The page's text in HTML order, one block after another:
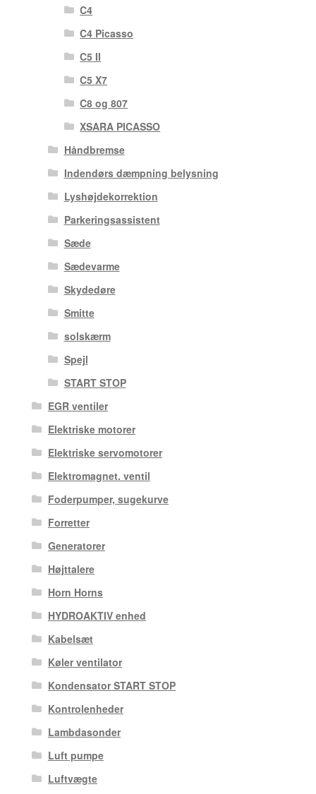
C4
C4 Picasso
C5 II
C5 X7
C8 og 807
XSARA PICASSO
Håndbremse
Indendørs dæmpning belysning
Lyshøjdekorrektion
Parkeringsassistent
Sæde
Sædevarme
Skydedøre
Smitte
solskærm
Spejl
START STOP
EGR ventiler
Elektriske motorer
Elektriske servomotorer
Elektromagnet. ventil
Foderpumper, sugekurve
Forretter
Generatorer
Højttalere
Horn Horns
HYDROAKTIV enhed
Kabelsæt
Køler ventilator
Kondensator START STOP
Kontrolenheder
Lambdasonder
Luft pumpe
Luftvægte